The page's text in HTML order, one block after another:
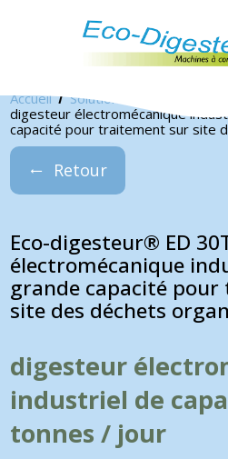
Accueil Solution éco-digesteur
digesteur électromécanique
capacité pour traitement sur site
Retour
Eco-digesteur® ED
électromécanique
grande capacité
site des déchets
digesteur
industriel de
tonnes / jour